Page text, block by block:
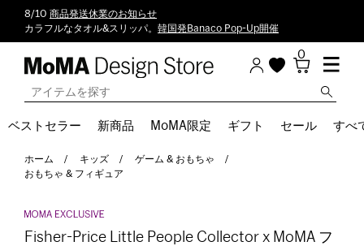
8/10 商品発送休業のお知らせ
カラフルなタオル&スリッパ。 韓国発Banaco Pop-Up開催
0
ベストセラー 新商品 MoMA限定 ギフト セール すべ
ホーム キッズ
ゲーム & おもちゃ
おもちゃ & フィギュア
Fisher-Price Little People Collector x MoMA フ